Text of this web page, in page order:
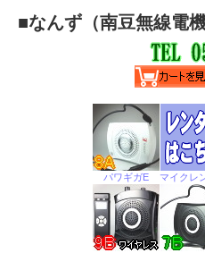
■なんず（南豆無線電